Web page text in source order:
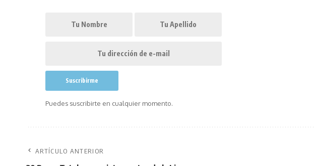
Puedes suscribirte en cualquier momento.
ARTÍCULO ANTERIOR